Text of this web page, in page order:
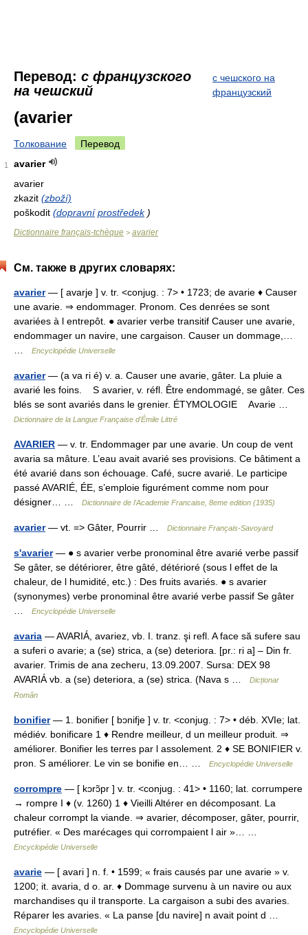
Перевод: с французского
на чешский
с чешского на
французский
(avarier
Толкование Перевод
1
avarier
avarier
zkazit (zboží)
poškodit (dopravní prostředek )
Dictionnaire français-tchèque > avarier
См. также в других словарях:
avarier— [ avarje ] v. tr. <conjug. : 7> • 1723; de avarie ♦ Causer
une avarie. ⇒ endommager. Pronom. Ces denrées se sont
avariées à l entrepôt. ● avarier verbe transitif Causer une avarie,
endommager un navire, une cargaison. Causer un dommage,…
Encyclopédie Universelle
avarier— (a va ri é) v. a. Causer une avarie, gâter. La pluie a
avarié les foins. S avarier, v. réfl. Être endommagé, se gâter. Ces
blés se sont avariés dans le grenier. ÉTYMOLOGIE Avarie …
Dictionnaire de la Langue Française d'Émile Littré
AVARIER — v. tr. Endommager par une avarie. Un coup de vent
avaria sa mâture. L’eau avait avarié ses provisions. Ce bâtiment a
été avarié dans son échouage. Café, sucre avarié. Le participe
passé AVARIÉ, ÉE, s’emploie figurément comme nom pour
désigner… …
Dictionnaire de l'Academie Francaise, 8eme edition (1935)
avarier— vt. => Gâter, Pourrir … Dictionnaire Français-Savoyard
s'avarier— ● s avarier verbe pronominal être avarié verbe passif
Se gâter, se détériorer, être gâté, détérioré (sous l effet de la
chaleur, de l humidité, etc.) : Des fruits avariés. ● s avarier
(synonymes) verbe pronominal être avarié verbe passif Se gâter
Encyclopédie Universelle
avaria — AVARIÁ, avariez, vb. I. tranz. şi refl. A face să sufere sau
a suferi o avarie; a (se) strica, a (se) deteriora. [pr.: ri a] – Din fr.
avarier. Trimis de ana zecheru, 13.09.2007. Sursa: DEX 98
AVARIÁ vb. a (se) deteriora, a (se) strica. (Nava s …
Dicționar
Român
bonifier— 1. bonifier [ bɔnifje ] v. tr. <conjug. : 7> • déb. XVIe; lat.
médiév. bonificare 1 ♦ Rendre meilleur, d un meilleur produit. ⇒
améliorer. Bonifier les terres par l assolement. 2 ♦ SE BONIFIER v.
pron. S améliorer. Le vin se bonifie en… …
Encyclopédie Universelle
corrompre — [ kɔrɔ̃pr ] v. tr. <conjug. : 41> • 1160; lat. corrumpere
→ rompre I ♦ (v. 1260) 1 ♦ Vieilli Altérer en décomposant. La
chaleur corrompt la viande. ⇒ avarier, décomposer, gâter, pourrir,
putréfier. « Des marécages qui corrompaient l air »… …
Encyclopédie Universelle
avarie — [ avari ] n. f. • 1599; « frais causés par une avarie » v.
1200; it. avaria, d o. ar. ♦ Dommage survenu à un navire ou aux
marchandises qu il transporte. La cargaison a subi des avaries.
Réparer les avaries. « La panse [du navire] n avait point d …
Encyclopédie Universelle